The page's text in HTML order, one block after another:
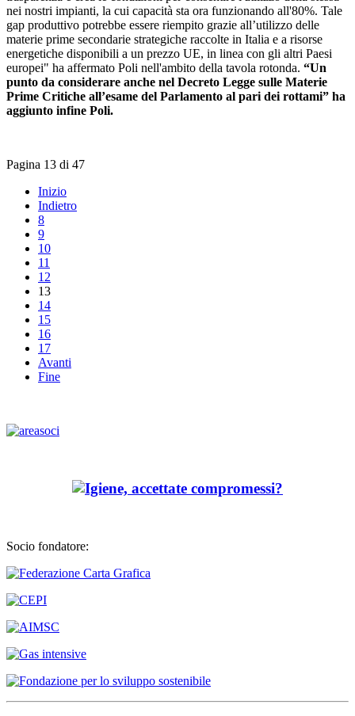
nei nostri impianti, la cui capacità sta ora funzionando all'80%. Tale
gap produttivo potrebbe essere riempito grazie all’utilizzo delle
materie prime secondarie strategiche raccolte in Italia e a risorse
energetiche disponibili a un prezzo UE, in linea con gli altri Paesi
europei" ha affermato Poli nell'ambito della tavola rotonda. “Un
punto da considerare anche nel Decreto Legge sulle Materie
Prime Critiche all’esame del Parlamento al pari dei rottami” ha
aggiunto infine Poli.
Pagina 13 di 47
Inizio
Indietro
8
9
10
11
12
13
14
15
16
17
Avanti
Fine
Socio fondatore: